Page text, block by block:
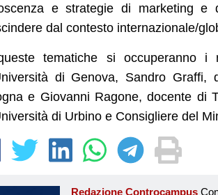
e strategie di marketing
dal contesto internazionale/
tematiche si occuperanno i
di Genova, Sandro Graffi,
e Giovanni Ragone, docente di
di Urbino e Consigliere del
Redazione Controcampus Controcampus è Il magazine più letto dai giovani su: Scuola, Università, Ricerca, Formazione, Lavoro. Controcampus nasce nell’ottobre 2001 con la missione di affiancare con la notizia e l’informazione, il mondo dell’istruzione e dell’università. Il suo cuore pulsante sono i giovani, menti libere e non compromesse da nessun interesse di parte. Il progetto è ambizioso e Controcampus cresce e si evolve arricchendo il proprio staff con nuovi giovani vogliosi di